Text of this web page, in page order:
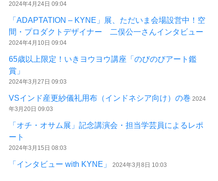
2024年4月24日 09:04
「ADAPTATION – KYNE」展、ただいま会場設営中！空
間・プロダクトデザイナー 二俣公一さんインタビュー
2024年4月10日 09:04
65歳以上限定！いきヨウヨウ講座「のびのびアート鑑
賞」
2024年3月27日 09:03
VSインド産更紗儀礼用布（インドネシア向け）の巻 2024
年3月20日 09:03
「オチ・オサム展」記念講演会・担当学芸員によるレポ
ート
2024年3月15日 08:03
「インタビュー with KYNE」 2024年3月8日 10:03